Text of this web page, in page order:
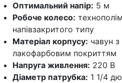
Оптимальний напір: 5 м
Робоче колесо:
напівзакритого типу
Матеріал корпусу: чавун
лакофарбовим покриттям
Напруга живлення: 220 В
Діаметр патрубка: 1 1/4